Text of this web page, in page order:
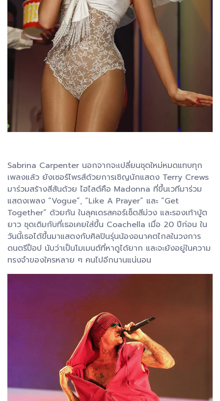
Sabrina Carpenter นอกจากจะเปลี่ยนชุดใหม่หมดแทบทุก
เพลงแล้ว ยังเซอร์ไพรส์ด้วยการเชิญนักแสดง Terry Crews
มาร่วมสร้างสีสันด้วย ไฮไลต์คือ Madonna ที่ขึ้นเวทีมาร่วม
แสดงเพลง “Vogue”, “Like A Prayer” และ “Get
Together” ด้วยกัน ในลุคเดรสคอร์เซ็ตสีม่วง และรองเท้าบู้ต
ยาว ชุดเดิมกับที่เธอเคยใส่ขึ้น Coachella เมื่อ 20 ปีก่อน ใน
วันนี้เธอได้ขึ้นมาแสดงกับศิลปินรุ่นน้องอนาคตไกลในวงการ
ดนตรีป็อป นับว่าเป็นโมเมนต์ที่หาดูได้ยาก และจะยังอยู่ในความ
ทรงจำของใครหลาย ๆ คนไปอีกนานแน่นอน